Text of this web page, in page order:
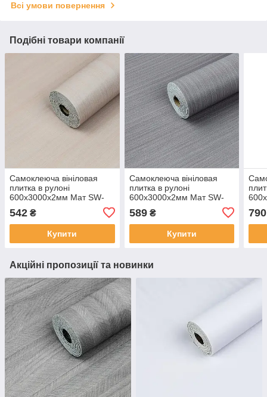
Всі умови повернення
Подібні товари компанії
Самоклеюча вініловая
плитка в рулоні
600х3000х2мм Мат SW-
542 ₴
Купити
Самоклеюча вініловая
плитка в рулоні
600х3000х2мм Мат SW-
589₴
Купити
790
Акційні пропозиції та новинки